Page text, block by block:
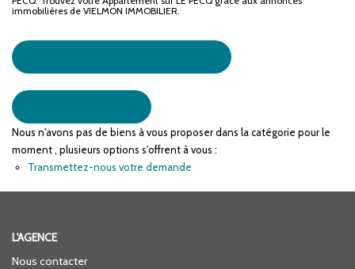
ENTREPRISES
Nos Collaborateurs
CONTACT
immobilières de VIELMON IMMOBILIER.
Nous n'avons pas de biens à vous proposer dans la catégorie pour le
moment , plusieurs options s'offrent à vous :
Transmettez-nous votre demande
L'AGENCE
Nous contacter